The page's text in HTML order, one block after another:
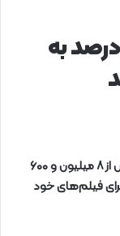
بهار طلایی هنر هفتم؛ ۲۰ درصد به
سینماها در فصل بهار موفق شدند تا با جذب بیش از ۸ میلیون و ۶۰۰
برای فیلم‌های خود